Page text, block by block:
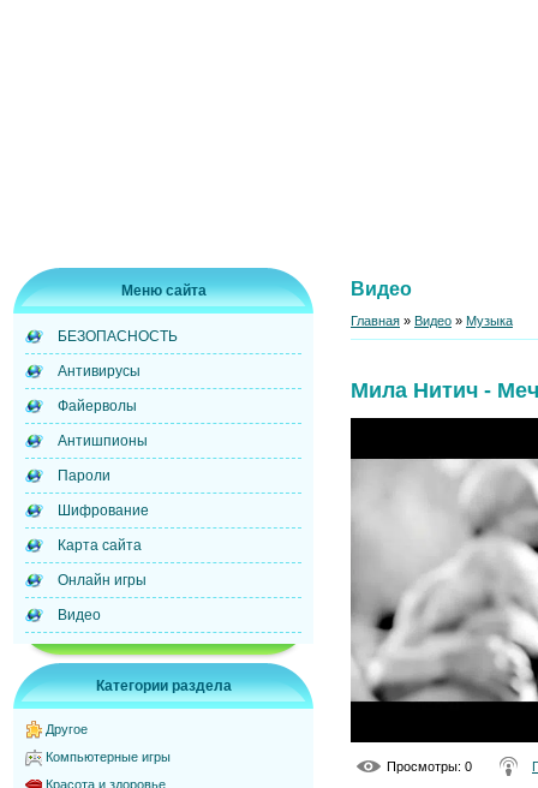
Меню сайта
БЕЗОПАСНОСТЬ
Антивирусы
Файерволы
Антишпионы
Пароли
Шифрование
Карта сайта
Онлайн игры
Видео
Категории раздела
Другое
Компьютерные игры
Красота и здоровье
Видео
Главная » Видео » Музыка
Мила Нитич -
Просмотры: 0